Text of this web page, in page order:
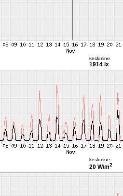
keskmine
1914 lx
keskmine
20 W/m2